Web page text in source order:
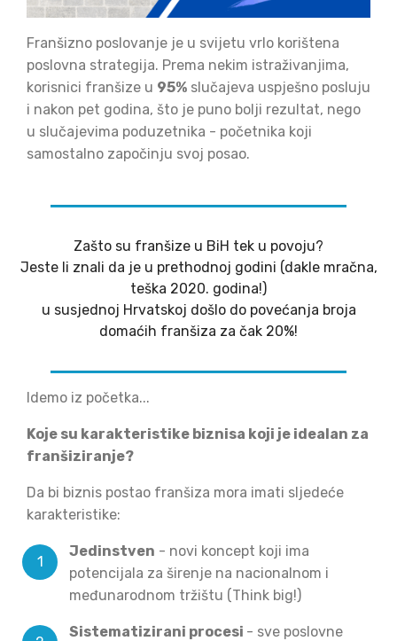
Franšizno poslovanje je u svijetu vrlo korištena
poslovna strategija. Prema nekim istraživanjima,
korisnici franšize u 95% slučajeva uspješno posluju
i nakon pet godina, što je puno bolji rezultat, nego
u slučajevima poduzetnika - početnika koji
samostalno započinju svoj posao.
Zašto su franšize u BiH tek u povoju?
Jeste li znali da je u prethodnoj godini (dakle mračna,
teška 2020. godina!)
u susjednoj Hrvatskoj došlo do povećanja broja
domaćih franšiza za čak 20%!
Idemo iz početka...
Koje su karakteristike biznisa koji je idealan za
franšiziranje?
Da bi biznis postao franšiza mora imati sljedeće
karakteristike:
Jedinstven - novi koncept koji ima
potencijala za širenje na nacionalnom i
međunarodnom tržištu (Think big!)
Sistematizirani procesi - sve poslovne